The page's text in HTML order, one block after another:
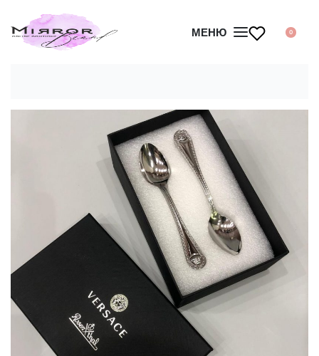
МЕНЮ 0